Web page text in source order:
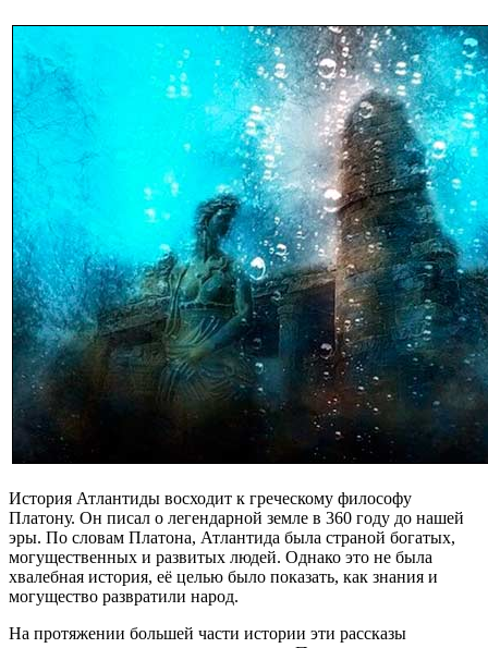
История Атлантиды восходит к греческому философу
Платону. Он писал о легендарной земле в 360 году до нашей
эры. По словам Платона, Атлантида была страной богатых,
могущественных и развитых людей. Однако это не была
хвалебная история, её целью было показать, как знания и
могущество развратили народ.
На протяжении большей части истории эти рассказы